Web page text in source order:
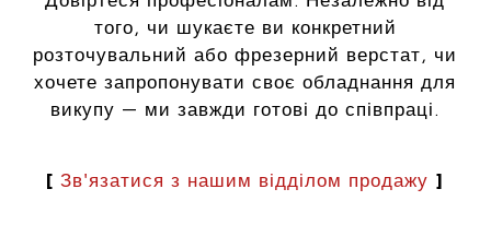
того, чи шукаєте ви конкретний
розточувальний або фрезерний верстат, чи
хочете запропонувати своє обладнання для
викупу — ми завжди готові до співпраці.
[Зв'язатися з нашим відділом продажу ]